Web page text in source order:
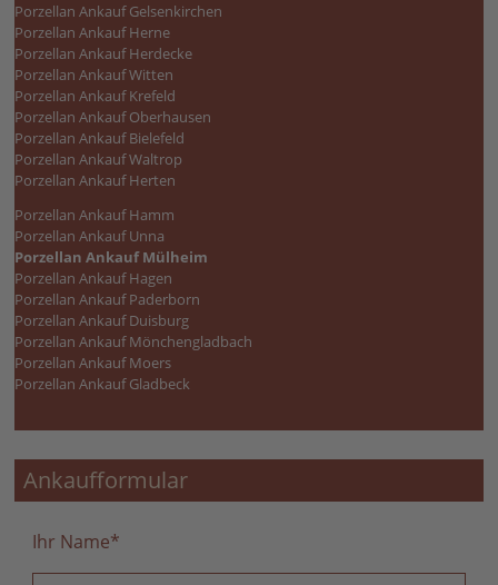
Porzellan Ankauf Gelsenkirchen
Porzellan Ankauf Herne
Porzellan Ankauf Herdecke
Porzellan Ankauf Witten
Porzellan Ankauf Krefeld
Porzellan Ankauf Oberhausen
Porzellan Ankauf Bielefeld
Porzellan Ankauf Waltrop
Porzellan Ankauf Herten
Porzellan Ankauf Hamm
Porzellan Ankauf Unna
Porzellan Ankauf Mülheim
Porzellan Ankauf Hagen
Porzellan Ankauf Paderborn
Porzellan Ankauf Duisburg
Porzellan Ankauf Mönchengladbach
Porzellan Ankauf Moers
Porzellan Ankauf Gladbeck
Ankaufformular
Ihr Name*